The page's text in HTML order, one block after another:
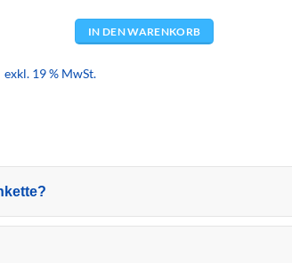
IN DEN WARENKORB
exkl. 19 % MwSt.